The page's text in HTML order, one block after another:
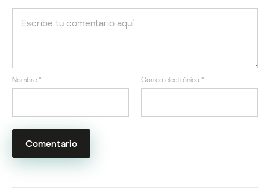
Nombre * Correo electrónico *